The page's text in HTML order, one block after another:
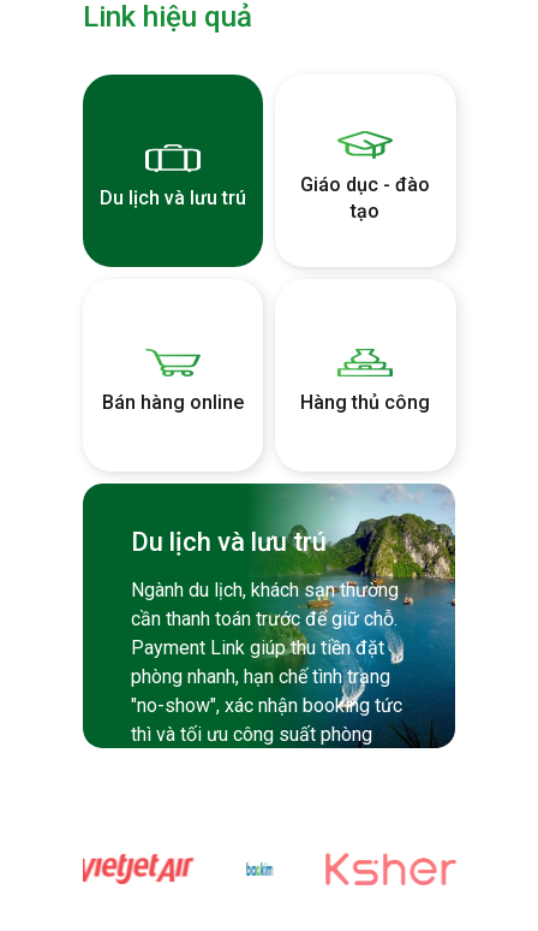
Link hiệu quả
Du lịch và lưu trú
Giáo dục - đào
tạo
Bán hàng online Hàng thủ công
Du lịch và lưu trú
Ngành du lịch, khách sạn thường
cần thanh toán trước để giữ chỗ.
Payment Link giúp thu tiền đặt
phòng nhanh, hạn chế tình trạng
"no-show", xác nhận booking tức
thì và tối ưu công suất phòng